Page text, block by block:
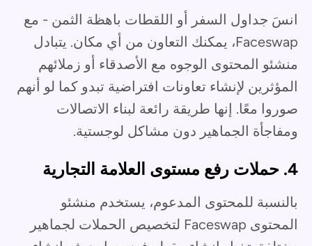
انسَ جداول السفر أو اللقطات باهظة الثمن - مع
Faceswap، يمكنك التعاون من أي مكان. يتبادل
منشئو المحتوى الوجوه مع الأصدقاء أو زملائهم
المؤثرين لإنشاء تعاونات افتراضية تبدو كما لو أنهم
صوروا معًا. إنها طريقة رائعة لبناء الاتصالات
ومفاجأة الجماهير دون مشاكل لوجستية.
4. حملات رفع مستوى العلامة التجارية
بالنسبة للمحتوى المدعوم، يستخدم منشئو
المحتوى Faceswap لتخصيص الحملات لجماهير